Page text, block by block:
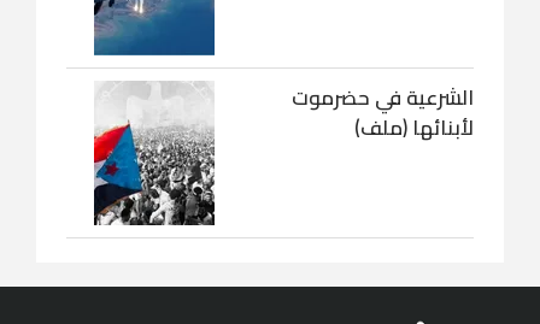
الشرعية في حضرموت
لأبنائها (ملف)